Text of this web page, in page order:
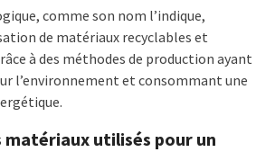
comme son nom l’indique,
de matériaux recyclables et
à des méthodes de production ayant
l’environnement et consommant une
matériaux utilisés pour un